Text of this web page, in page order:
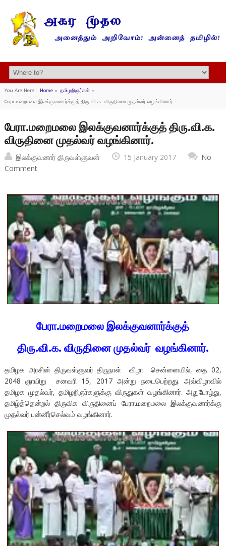
You Are Here : Home» தமிழறிஞர்கள்»
பேரா.மறைமலை இலக்குவனார்க்குத் திரு.வி.க. விருதினை முதல்வர் வழங்கினார்.
பேரா.மறைமலை இலக்குவனார்க்குத் திரு.வி.க.
விருதினை முதல்வர் வழங்கினார்.
இலக்குவனார் திருவள்ளுவன் 15 January 2017
No
Comment
பேரா.மறைமலை இலக்குவனார்க்குத்
திரு.வி.க. விருதினை முதல்வர் வழங்கினார்.
தமிழக அரசின் திருவள்ளுவர் திருநாள் விழா சென்னையில், தை 02,
2048 ஞாயிறு சனவரி 15, 2017 அன்று நடைபெற்றது. அவ்விழாவில்
தமிழக முதல்வர், தமிழறிஞர்களுக்கு விருதுகள் வழங்கினார். அதுபோழ்து,
தமிழ்த்தென்றல் திருவிக விருதினைப் பேரா.மறைமலை இலக்குவனார்க்கு
முதல்வர் பன்னீர்செல்வம் வழங்கினார்.